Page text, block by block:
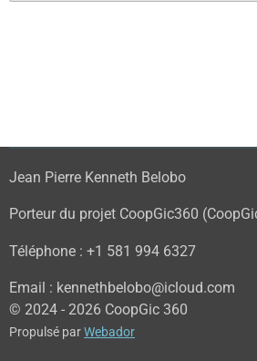
Jean Pierre Kenneth Belobo
Porteur du projet CoopGic360
Téléphone : +1 581 994 6327
Email : kennethbelobo@icloud.com
© 2024 - 2026 CoopGic 360
Propulsé parWebador